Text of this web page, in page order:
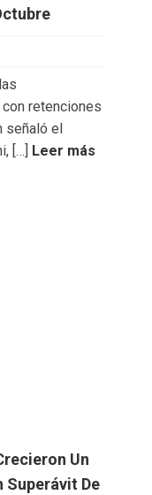
retenciones
el
[…]
Leer más
Un
Superávit De